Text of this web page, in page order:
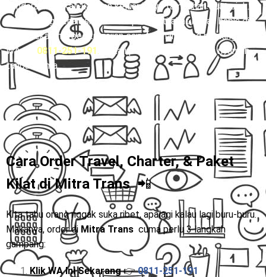
kendaraan berkali-kali dan keluar biaya tambahan buat ojek.
Waktu yang seharusnya bisa dipakai istirahat malah habis di
jalan. Sekarang, begitu gajian cair, Andi langsung booking via
WA 👉
0811-251-191. Sekali pesan, perjalanan jadi nyaman
tanpa drama.
Cara Order Travel, Charter, & Paket
Kilat diMitra Trans📲
Kita tahu orang nggak suka ribet, apalagi kalau lagi buru-buru.
Makanya, order di Mitra Trans cuma perlu 3 langkah
gampang:
Klik WA Ini Sekarang👉0811-251-191